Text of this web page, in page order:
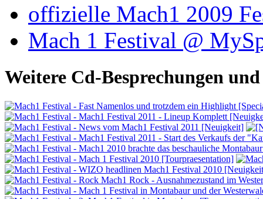
offizielle Mach1 2009
Mach 1 Festival @
Weitere Cd-Besprechungen